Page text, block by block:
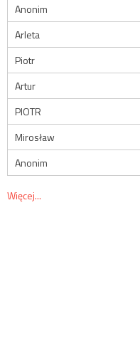
Anonim
Arleta
Piotr
Artur
PIOTR
Mirosław
Anonim
Więcej...